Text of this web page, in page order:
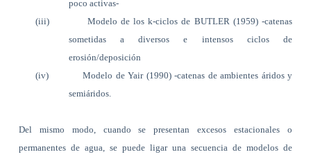
poco activas-
(iii)
Modelo de los k-ciclos de BUTLER (1959) -catenas
sometidas a diversos e intensos ciclos de
erosión/deposición
(iv)
Modelo de Yair (1990) -catenas de ambientes áridos y
semiáridos.
Del mismo modo, cuando se presentan excesos estacionales o
permanentes de agua, se puede ligar una secuencia de modelos de